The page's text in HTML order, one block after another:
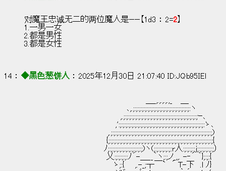
对魔王忠诚无二的两位魔人是——【1d3 ： 2=2】
1.一男一女
2.都是男性
3.都是女性
14 ： ◆黑色葱饼人 ： 2025年12月30日 21:07:40 ID:JQb95IEl
､,.;:;:;:;:;:;:;:;:;:;:;:;:;:;:;:;:;:;:;:ヽ
,.;:;:;:;:;:;:;:;:;:;:;:;:;:;:;:;:;:;:;:;:;:;:;:;:;ｰ､
,':;:;:;:;:;:;:;:;:;:;:;:;:;:;:;:;:;:;:;:;:;:;:;:;:;:;:;:;:ゝ､
,.;:;:;:;:;:;:;:;:;:;:;:;:;:;:;:;:;:;:;:;:;:;:;:;:;:;:;:;:;:;:;:;:;:;)
{;:;:;:;:;:;:;:;:;:;:;:;:;:;:;:;:;:;:;:;:;:;:;:;:;:;:;:;:;:;:;:;:;:;:;{
ﾉ;:;:;:;:;:;:;:;:;:;:;:;)ヽ(;:;:;:;:;:;:r人:;:;:;:;j;:;:;:;:;:;）
乂:;:;:;:;:ﾉ´-＿__｀ヽ;:;ノ_,,. -‐´ ｀};:;:{
ゝ;:{ 　 ,.-_;┬￣`　´ T-下　.l ﾉ}